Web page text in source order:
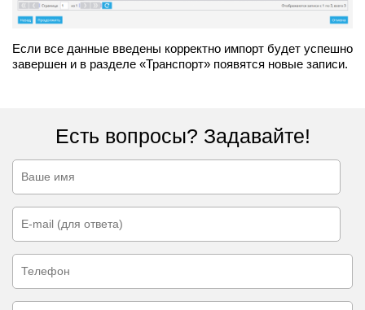
Если все данные введены корректно импорт будет успешно
завершен и в разделе «Транспорт» появятся новые записи.
Есть вопросы? Задавайте!